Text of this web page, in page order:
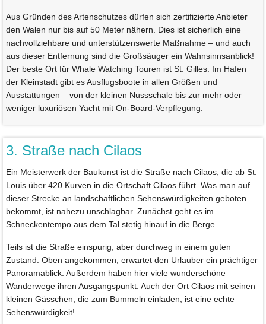
Aus Gründen des Artenschutzes dürfen sich zertifizierte Anbieter
den Walen nur bis auf 50 Meter nähern. Dies ist sicherlich eine
nachvollziehbare und unterstützenswerte Maßnahme – und auch
aus dieser Entfernung sind die Großsäuger ein Wahnsinnsanblick!
Der beste Ort für Whale Watching Touren ist St. Gilles. Im Hafen
der Kleinstadt gibt es Ausflugsboote in allen Größen und
Ausstattungen – von der kleinen Nussschale bis zur mehr oder
weniger luxuriösen Yacht mit On-Board-Verpflegung.
3. Straße nach Cilaos
Ein Meisterwerk der Baukunst ist die Straße nach Cilaos, die ab St.
Louis über 420 Kurven in die Ortschaft Cilaos führt. Was man auf
dieser Strecke an landschaftlichen Sehenswürdigkeiten geboten
bekommt, ist nahezu unschlagbar. Zunächst geht es im
Schneckentempo aus dem Tal stetig hinauf in die Berge.
Teils ist die Straße einspurig, aber durchweg in einem guten
Zustand. Oben angekommen, erwartet den Urlauber ein prächtiger
Panoramablick. Außerdem haben hier viele wunderschöne
Wanderwege ihren Ausgangspunkt. Auch der Ort Cilaos mit seinen
kleinen Gässchen, die zum Bummeln einladen, ist eine echte
Sehenswürdigkeit!